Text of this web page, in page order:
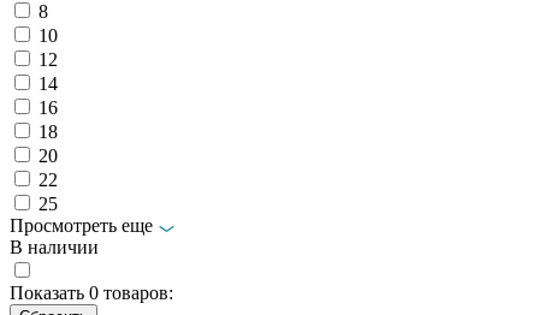
8
10
12
14
16
18
20
22
25
Просмотреть еще
В наличии
Показать 0 товаров: